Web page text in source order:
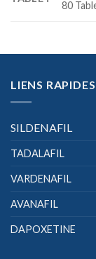
80
LIENS RAPIDES
SILDENAFIL
TADALAFIL
VARDENAFIL
AVANAFIL
DAPOXETINE